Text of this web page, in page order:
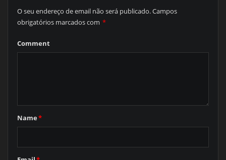
O seu endereço de email não será publicado.Campos
obrigatórios marcados com *
Comment
Name*